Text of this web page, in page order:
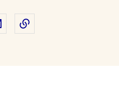
sur LinkedIn
Partager par email